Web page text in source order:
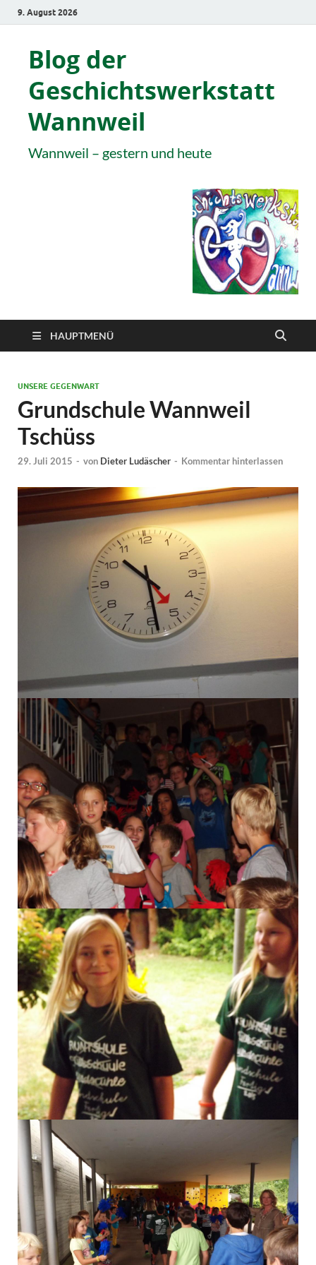
9. August 2026
Blog der
Geschichtswerkstatt
Wannweil
Wannweil – gestern und heute
HAUPTMENÜ
UNSERE GEGENWART
Grundschule Wannweil
Tschüss
29. Juli 2015 - von Dieter Ludäscher - Kommentar hinterlassen